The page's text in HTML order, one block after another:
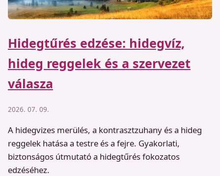
Hidegtűrés edzése: hidegvíz,
hideg reggelek és a szervezet
válasza
2026. 07. 09.
A hidegvizes merülés, a kontrasztzuhany és a hideg
reggelek hatása a testre és a fejre. Gyakorlati,
biztonságos útmutató a hidegtűrés fokozatos
edzéséhez.